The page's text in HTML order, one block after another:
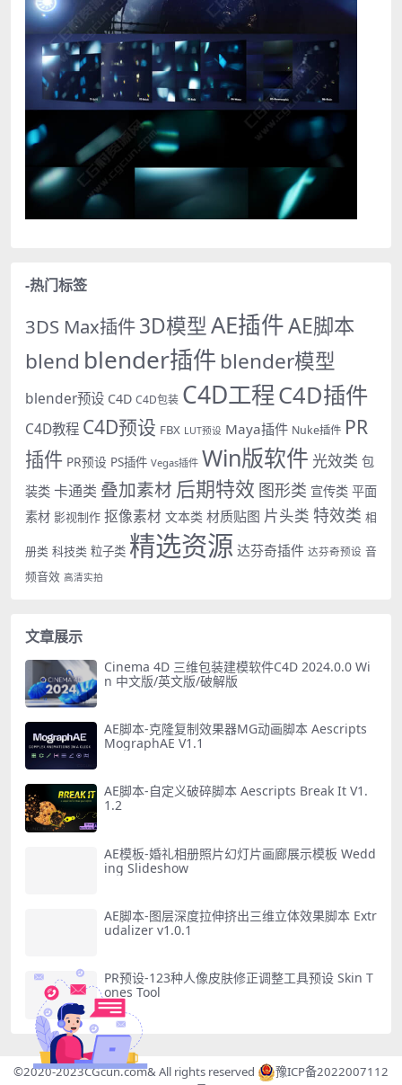
-热门标签
3DS Max插件3D模型AE插件AE脚本
blend blender插件 blender模型
blender预设 C4D C4D包装 C4D工程C4D插件
C4D教程 C4D预设 FBX LUT预设 Maya插件 Nuke插件 PR
插件 PR预设 PS插件 Vegas插件 Win版软件 光效类 包
装类 卡通类 叠加素材 后期特效 图形类 宣传类 平面
素材 影视制作 抠像素材 文本类 材质贴图 片头类 特效类 相
册类 科技类 粒子类 精选资源 达芬奇插件 达芬奇预设 音
频音效 高清实拍
文章展示
Cinema 4D 三维包装建模软件C4D 2024.0.0 Wi
n 中文版/英文版/破解版
AE脚本-克隆复制效果器MG动画脚本 Aescripts
MographAE V1.1
AE脚本-自定义破碎脚本 Aescripts Break It V1.
1.2
AE模板-婚礼相册照片幻灯片画廊展示模板 Wedd
ing Slideshow
AE脚本-图层深度拉伸挤出三维立体效果脚本 Extr
udalizer v1.0.1
PR预设-123种人像皮肤修正调整工具预设 Skin T
ones Tool
©2020-2023CGcun.com& All rights reserved
豫ICP备2022007112